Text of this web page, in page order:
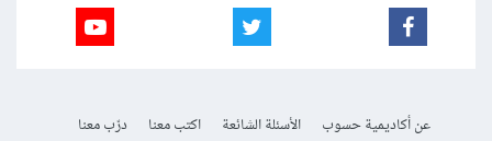
عن أكاديمية حسوب الأسئلة الشائعة اكتب معنا
درّب معنا